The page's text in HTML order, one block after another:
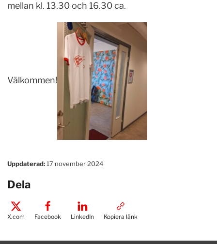
mellan kl. 13.30 och 16.30 ca.
Välkommen!
Uppdaterad:17 november 2024
Dela
X.com Facebook LinkedIn Kopiera länk